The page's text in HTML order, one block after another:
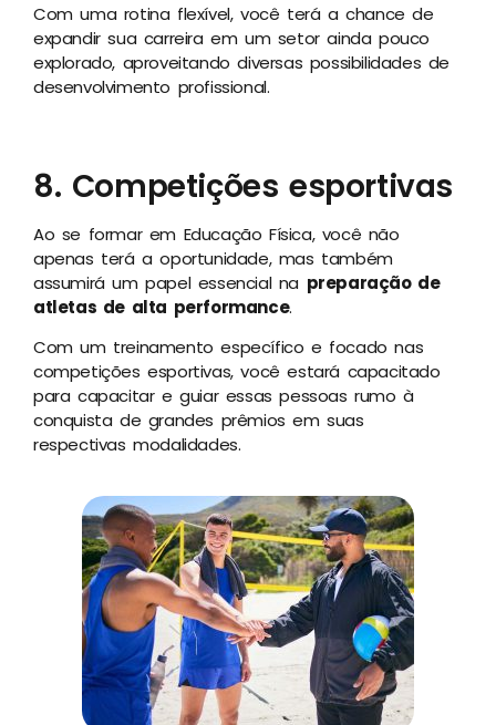
Com uma rotina flexível, você terá a chance de
expandir sua carreira em um setor ainda pouco
explorado, aproveitando diversas possibilidades de
desenvolvimento profissional.
8. Competições esportivas
Ao se formar em Educação Física, você não
apenas terá a oportunidade, mas também
assumirá um papel essencial na preparação de
atletas de alta performance.
Com um treinamento específico e focado nas
competições esportivas, você estará capacitado
para capacitar e guiar essas pessoas rumo à
conquista de grandes prêmios em suas
respectivas modalidades.